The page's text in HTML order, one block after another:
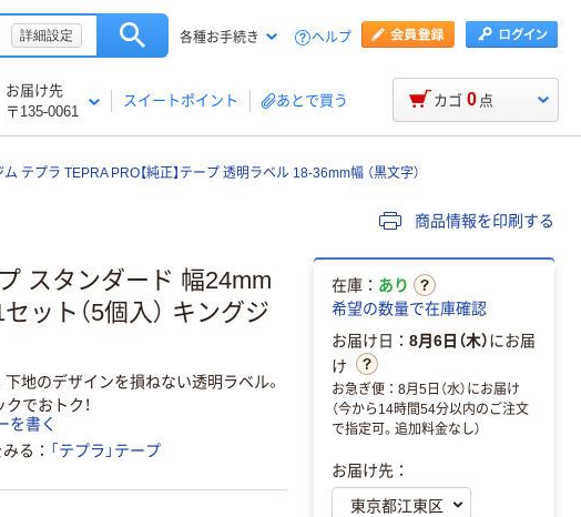
詳細設定 各種お手続き ヘルプ
お届け先
〒135-0061
スイートポイント あとで買う カゴ 0 点
テプラ TEPRA PRO【純正】テープ 透明ラベル 18-36mm幅 （黒文字）
商品情報を印刷する
スタンダード 幅24mm
ット（5個入） キングジ
地のデザインを損ねない透明ラベル。
でおトク！
を書く
る 「テプラ」テープ
在庫： あり
希望の数量で在庫確認
お届け日： 8月6日（木）にお届
け
お急ぎ便：8月5日（水）にお届け
（今から14時間54分以内のご注文
で指定可。追加料金なし）
お届け先：